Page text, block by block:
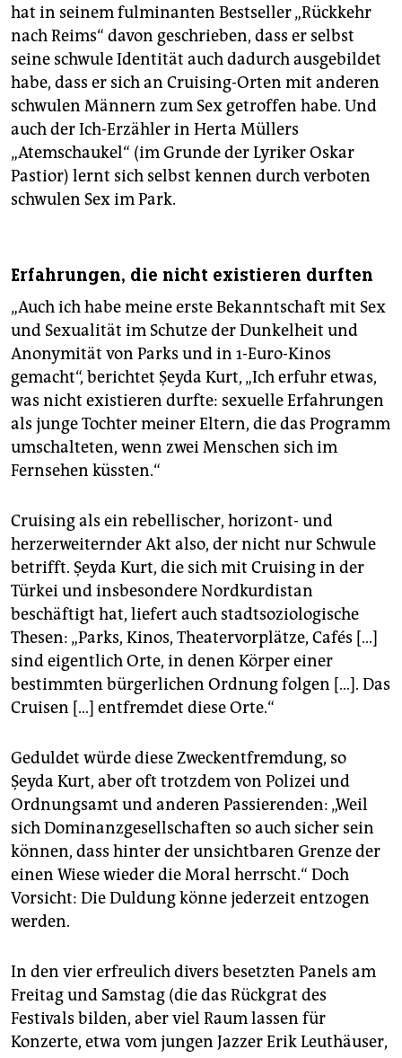
hat in seinem fulminanten Bestseller „Rückkehr
nach Reims“ davon geschrieben, dass er selbst
seine schwule Identität auch dadurch ausgebildet
habe, dass er sich an Cruising-Orten mit anderen
schwulen Männern zum Sex getroffen habe. Und
auch der Ich-Erzähler in Herta Müllers
„Atemschaukel“ (im Grunde der Lyriker Oskar
Pastior) lernt sich selbst kennen durch verboten
schwulen Sex im Park.
Erfahrungen, die nicht existieren durften
„Auch ich habe meine erste Bekanntschaft mit Sex
und Sexualität im Schutze der Dunkelheit und
Anonymität von Parks und in 1-Euro-Kinos
gemacht“, berichtet Şeyda Kurt, „Ich erfuhr etwas,
was nicht existieren durfte: sexuelle Erfahrungen
als junge Tochter meiner Eltern, die das Programm
umschalteten, wenn zwei Menschen sich im
Fernsehen küssten.“
Cruising als ein rebellischer, horizont- und
herzerweiternder Akt also, der nicht nur Schwule
betrifft. Şeyda Kurt, die sich mit Cruising in der
Türkei und insbesondere Nordkurdistan
beschäftigt hat, liefert auch stadtsoziologische
Thesen: „Parks, Kinos, Theatervorplätze, Cafés […]
sind eigentlich Orte, in denen Körper einer
bestimmten bürgerlichen Ordnung folgen […]. Das
Cruisen […] entfremdet diese Orte.“
Geduldet würde diese Zweckentfremdung, so
Şeyda Kurt, aber oft trotzdem von Polizei und
Ordnungsamt und anderen Passierenden: „Weil
sich Dominanzgesellschaften so auch sicher sein
können, dass hinter der unsichtbaren Grenze der
einen Wiese wieder die Moral herrscht.“ Doch
Vorsicht: Die Duldung könne jederzeit entzogen
werden.
In den vier erfreulich divers besetzten Panels am
Freitag und Samstag (die das Rückgrat des
Festivals bilden, aber viel Raum lassen für
Konzerte, etwa vom jungen Jazzer Erik Leuthäuser,